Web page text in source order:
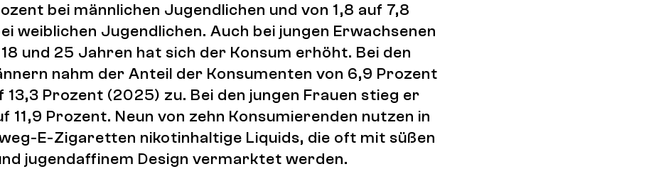
bei männlichen Jugendlichen und von 1,8 auf 7,8
weiblichen Jugendlichen. Auch bei jungen Erwachsenen
und 25 Jahren hat sich der Konsum erhöht. Bei den
nahm der Anteil der Konsumenten von 6,9 Prozent
13,3 Prozent (2025) zu. Bei den jungen Frauen stieg er
11,9 Prozent. Neun von zehn Konsumierenden nutzen in
E-Zigaretten nikotinhaltige Liquids, die oft mit süßen
jugendaffinem Design vermarktet werden.